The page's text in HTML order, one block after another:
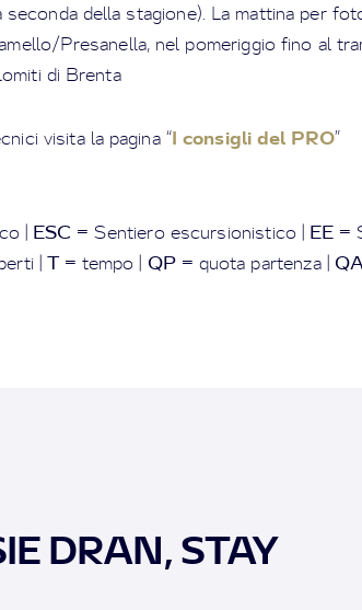
seconda della stagione). La mattina per
Presanella, nel pomeriggio fino al
di Brenta
visita la pagina “I consigli del PRO”
| ESC = Sentiero escursionistico | EE =
| T= tempo | QP= quota partenza | QA
DRAN, STAY